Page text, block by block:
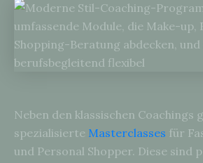
Neben den klassischen Coachings
spezialisierte Masterclasses für
und Personal Shopper. Diese sind